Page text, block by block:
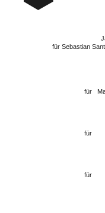
für
für
für
für